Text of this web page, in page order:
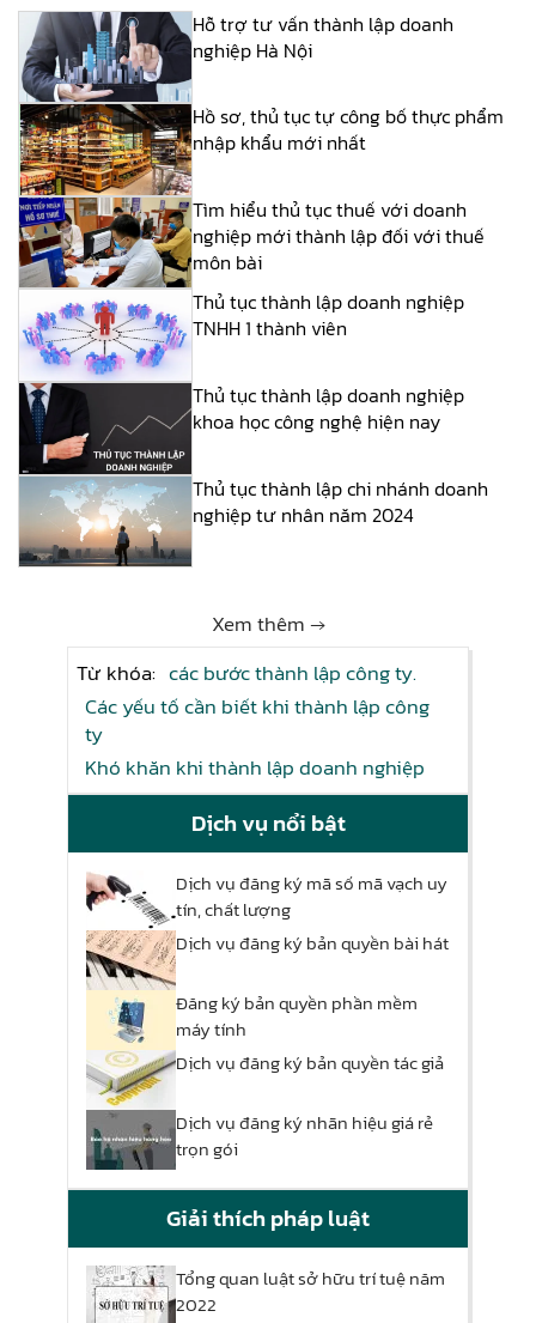
Hỗ trợ tư vấn thành lập doanh
nghiệp Hà Nội
Hồ sơ, thủ tục tự công bố thực phẩm
nhập khẩu mới nhất
Tìm hiểu thủ tục thuế với doanh
nghiệp mới thành lập đối với thuế
môn bài
Thủ tục thành lập doanh nghiệp
TNHH 1 thành viên
Thủ tục thành lập doanh nghiệp
khoa học công nghệ hiện nay
Thủ tục thành lập chi nhánh doanh
nghiệp tư nhân năm 2024
Xem thêm →
Từ khóa: các bước thành lập công ty.
Các yếu tố cần biết khi thành lập công
ty
Khó khăn khi thành lập doanh nghiệp
Dịch vụ nổi bật
Dịch vụ đăng ký mã số mã vạch uy
tín, chất lượng
Dịch vụ đăng ký bản quyền bài hát
Đăng ký bản quyền phần mềm
máy tính
Dịch vụ đăng ký bản quyền tác giả
Dịch vụ đăng ký nhãn hiệu giá rẻ
trọn gói
Giải thích pháp luật
Tổng quan luật sở hữu trí tuệ năm
2022